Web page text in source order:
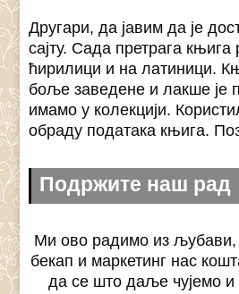
Другари, да јавим да је
сајту. Сада претрага
ћирилици и на латиници.
боље заведене и лакше је
имамо у колекцији.
обраду података књига.
Подржите наш рад
Ми ово радимо из љубави,
бекап и маркетинг нас
да се што даље чујемо и